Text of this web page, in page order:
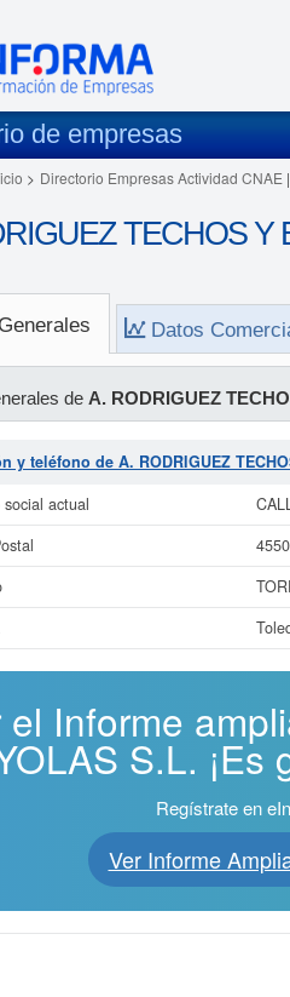
de empresas
> Directorio Empresas Actividad CNAE |
TECHOS Y
Datos
de A. RODRIGUEZ
y teléfono de A. RODRIGUEZ
social actual
el Informe
S.L. ¡Es
Regístrate en
Ver Informe